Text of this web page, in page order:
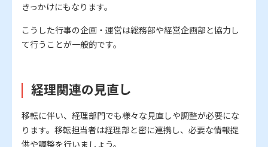
きっかけにもなります。
こうした行事の企画・運営は総務部や経営企画部と協力し
て行うことが一般的です。
経理関連の見直し
移転に伴い、経理部門でも様々な見直しや調整が必要にな
ります。移転担当者は経理部と密に連携し、必要な情報提
供や調整を行いましょう。